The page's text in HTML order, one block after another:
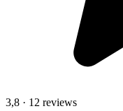
3,8 · 12 reviews